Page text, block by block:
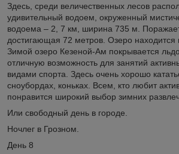
Здесь, среди величественных лесов
удивительный водоем, окруженный
водоема – 2, 7 км, ширина 735 м. Поражает
достигающая 72 метров. Озеро находится
Зимой озеро Кезеной-Ам покрывается
отличную возможность для занятий
видами спорта. Здесь очень хорошо
сноубордах, коньках. Всем, кто любит
понравится широкий выбор зимних
Или свободный день в городе.
Ночлег в Грозном.
День 8